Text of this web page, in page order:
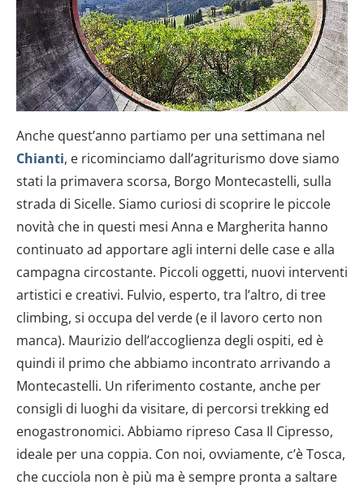
Anche quest’anno partiamo per una settimana nel
Chianti, e ricominciamo dall’agriturismo dove siamo
stati la primavera scorsa, Borgo Montecastelli, sulla
strada di Sicelle. Siamo curiosi di scoprire le piccole
novità che in questi mesi Anna e Margherita hanno
continuato ad apportare agli interni delle case e alla
campagna circostante. Piccoli oggetti, nuovi interventi
artistici e creativi. Fulvio, esperto, tra l’altro, di tree
climbing, si occupa del verde (e il lavoro certo non
manca). Maurizio dell’accoglienza degli ospiti, ed è
quindi il primo che abbiamo incontrato arrivando a
Montecastelli. Un riferimento costante, anche per
consigli di luoghi da visitare, di percorsi trekking ed
enogastronomici. Abbiamo ripreso Casa Il Cipresso,
ideale per una coppia. Con noi, ovviamente, c’è Tosca,
che cucciola non è più ma è sempre pronta a saltare